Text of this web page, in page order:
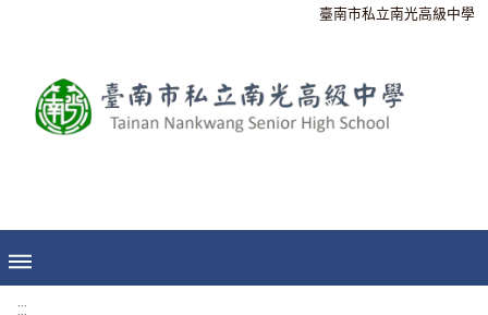
臺南市私立南光高級中學
:::